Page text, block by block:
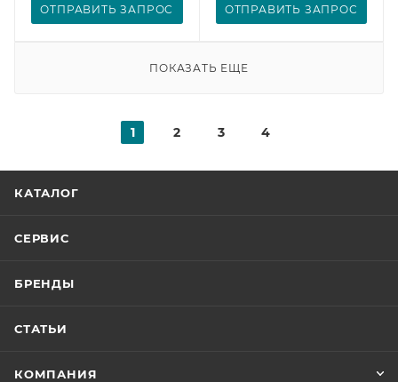
ОТПРАВИТЬ ЗАПРОС ОТПРАВИТЬ ЗАПРОС
ПОКАЗАТЬ ЕЩЕ
1 2 3 4
КАТАЛОГ
СЕРВИС
БРЕНДЫ
СТАТЬИ
КОМПАНИЯ